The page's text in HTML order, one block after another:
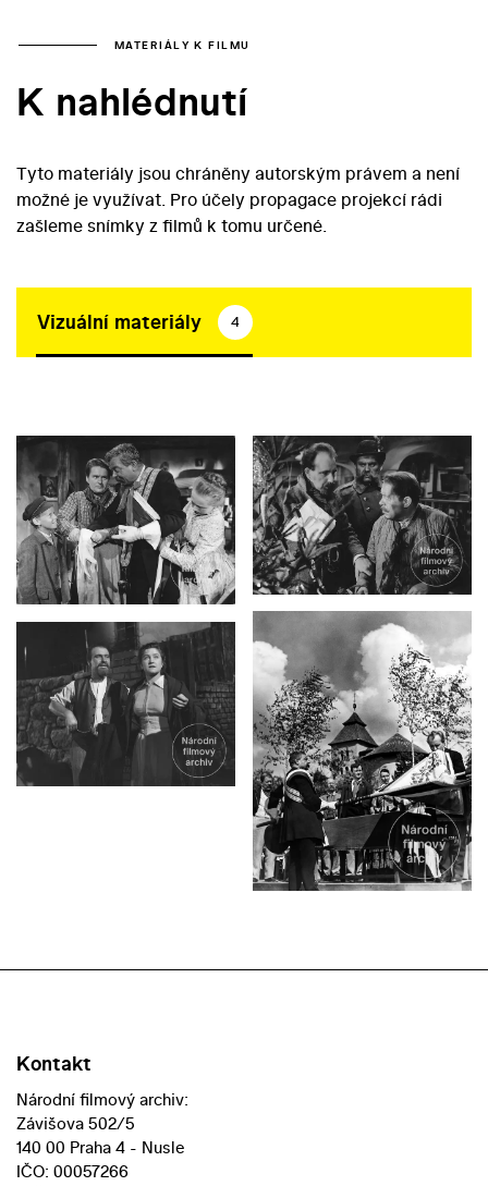
MATERIÁLY K FILMU
K nahlédnutí
Tyto materiály jsou chráněny autorským právem a není
možné je využívat. Pro účely propagace projekcí rádi
zašleme snímky z filmů k tomu určené.
Vizuální materiály 4
Kontakt
Národní filmový archiv:
Závišova 502/5
140 00 Praha 4 - Nusle
IČO: 00057266